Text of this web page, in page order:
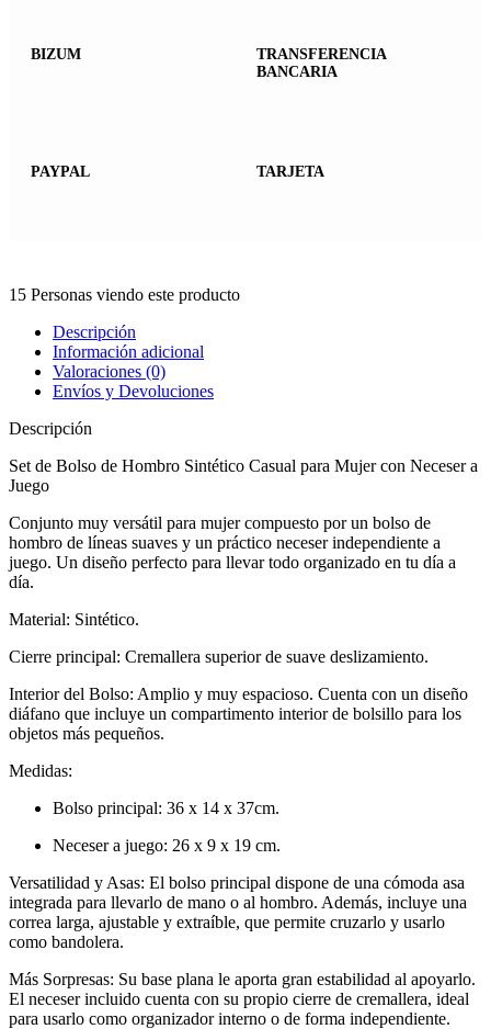
BIZUM
TRANSFERENCIA
BANCARIA
PAYPAL TARJETA
15 Personas viendo este producto
Descripción
Información adicional
Valoraciones (0)
Envíos y Devoluciones
Descripción
Set de Bolso de Hombro Sintético Casual para Mujer con Neceser a
Juego
Conjunto muy versátil para mujer compuesto por un bolso de
hombro de líneas suaves y un práctico neceser independiente a
juego. Un diseño perfecto para llevar todo organizado en tu día a
día.
Material: Sintético.
Cierre principal: Cremallera superior de suave deslizamiento.
Interior del Bolso: Amplio y muy espacioso. Cuenta con un diseño
diáfano que incluye un compartimento interior de bolsillo para los
objetos más pequeños.
Medidas:
Bolso principal: 36 x 14 x 37cm.
Neceser a juego: 26 x 9 x 19 cm.
Versatilidad y Asas: El bolso principal dispone de una cómoda asa
integrada para llevarlo de mano o al hombro. Además, incluye una
correa larga, ajustable y extraíble, que permite cruzarlo y usarlo
como bandolera.
Más Sorpresas: Su base plana le aporta gran estabilidad al apoyarlo.
El neceser incluido cuenta con su propio cierre de cremallera, ideal
para usarlo como organizador interno o de forma independiente.